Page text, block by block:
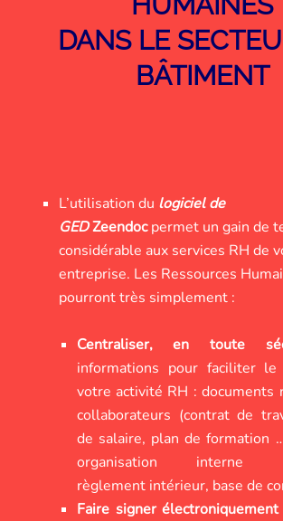
DANS LE
BÂTIMENT
L’utilisation du logiciel de
GEDZeendocpermet un gain de
considérable aux services RH de
entreprise. Les Ressources
pourront très simplement :
Centraliser, en toute
informations pour faciliter
votre activité RH : documents
collaborateurs (contrat de
de salaire, plan de formation
organisation interne
règlement intérieur, base de
Faire signer électroniquement